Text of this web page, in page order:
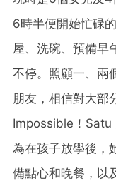
6時半便開始忙碌
屋、洗碗、預備早
不停。照顧一、兩
朋友，相信對大部
Impossible！Satu
為在孩子放學後，
備點心和晚餐，以